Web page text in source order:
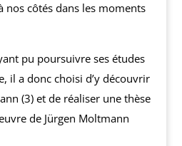
nos côtés dans les moments
pu poursuivre ses études
il a donc choisi d’y découvrir
(3) et de réaliser une thèse
de Jürgen Moltmann